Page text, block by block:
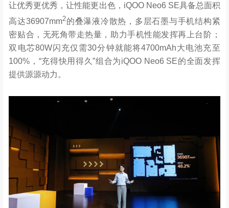
让优秀更优秀，让性能更出色，iQOO Neo6 SE具备总面积
高达36907mm2的叠瀑液冷散热，多层石墨与手机结构紧
密贴合，无死角带走热量，助力手机性能发挥再上台阶；
双电芯80W闪充仅需30分钟就能将4700mAh大电池充至
100%，“充得快用得久”组合为iQOO Neo6 SE的全面发挥
提供源源动力。